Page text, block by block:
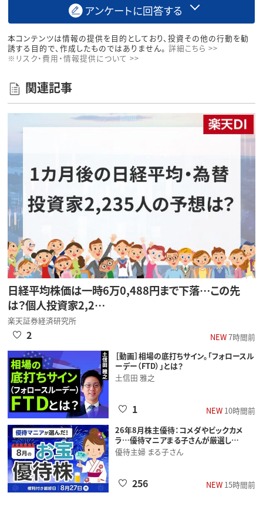
アンケートに回答する
本コンテンツは情報の提供を目的としており、投資その他の行動を勧
誘する目的で、作成したものではありません。 詳細こちら >>
※リスク・費用・情報提供について >>
関連記事
日経平均株価は一時6万0,488円まで下落…この先
は？個人投資家2,2…
楽天証券経済研究所
NEW7時間前
2
［動画］相場の底打ちサイン。「フォロースル
ーデー（FTD）」とは？
土信田 雅之
NEW10時間前
1
26年8月株主優待：コメダやビックカメ
ラ…優待マニアまる子さんが厳選し…
優待主婦 まる子さん
NEW15時間前
256